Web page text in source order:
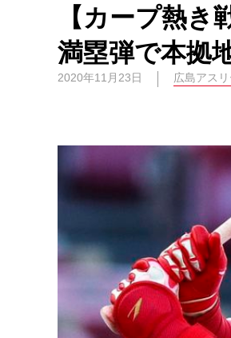
【カープ熱
満塁弾で本拠
2020年11月23日 広島アス